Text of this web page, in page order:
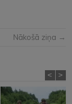
Nākošā ziņa →
< >